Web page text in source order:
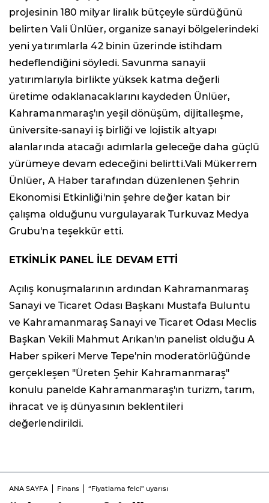
projesinin 180 milyar liralık bütçeyle sürdüğünü
belirten Vali Ünlüer, organize sanayi bölgelerindeki
yeni yatırımlarla 42 binin üzerinde istihdam
hedeflendiğini söyledi. Savunma sanayii
yatırımlarıyla birlikte yüksek katma değerli
üretime odaklanacaklarını kaydeden Ünlüer,
Kahramanmaraş'ın yeşil dönüşüm, dijitalleşme,
üniversite-sanayi iş birliği ve lojistik altyapı
alanlarında atacağı adımlarla geleceğe daha güçlü
yürümeye devam edeceğini belirtti.Vali Mükerrem
Ünlüer, A Haber tarafından düzenlenen Şehrin
Ekonomisi Etkinliği'nin şehre değer katan bir
çalışma olduğunu vurgulayarak Turkuvaz Medya
Grubu'na teşekkür etti.
ETKİNLİK PANEL İLE DEVAM ETTİ
Açılış konuşmalarının ardından Kahramanmaraş
Sanayi ve Ticaret Odası Başkanı Mustafa Buluntu
ve Kahramanmaraş Sanayi ve Ticaret Odası Meclis
Başkan Vekili Mahmut Arıkan'ın panelist olduğu A
Haber spikeri Merve Tepe'nin moderatörlüğünde
gerçekleşen "Üreten Şehir Kahramanmaraş"
konulu panelde Kahramanmaraş'ın turizm, tarım,
ihracat ve iş dünyasının beklentileri
değerlendirildi.
ANA SAYFA Finans “Fiyatlama felci” uyarısı